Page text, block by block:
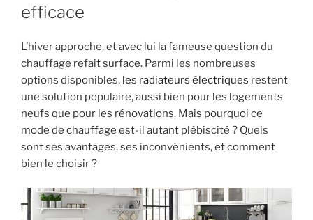
efficace
L’hiver approche, et avec lui la fameuse question du
chauffage refait surface. Parmi les nombreuses
options disponibles, les radiateurs électriques restent
une solution populaire, aussi bien pour les logements
neufs que pour les rénovations. Mais pourquoi ce
mode de chauffage est-il autant plébiscité ? Quels
sont ses avantages, ses inconvénients, et comment
bien le choisir ?